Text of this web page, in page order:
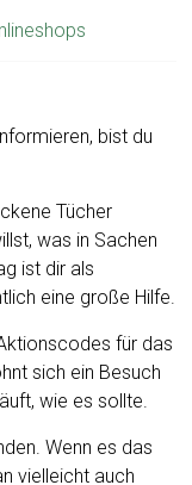
bist du
Tücher
was in Sachen
ist dir als
eine große Hilfe.
für das
sich ein Besuch
wie es sollte.
Wenn es das
vielleicht auch